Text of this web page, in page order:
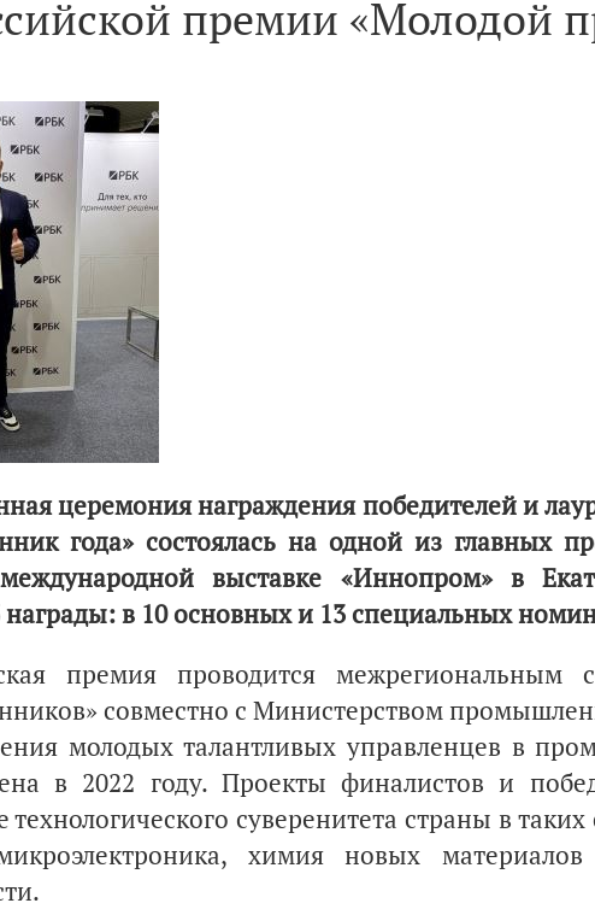
премии «Молодой
церемония награждения победителей и
года» состоялась на одной из главных
выставке «Иннопром» в
награды: в 10 основных и 13 специальных
премия проводится
совместно с Министерством
молодых талантливых управленцев в
в 2022 году. Проекты финалистов и
технологического суверенитета страны в
химия новых